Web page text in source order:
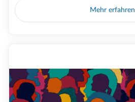
Mehr erfahren